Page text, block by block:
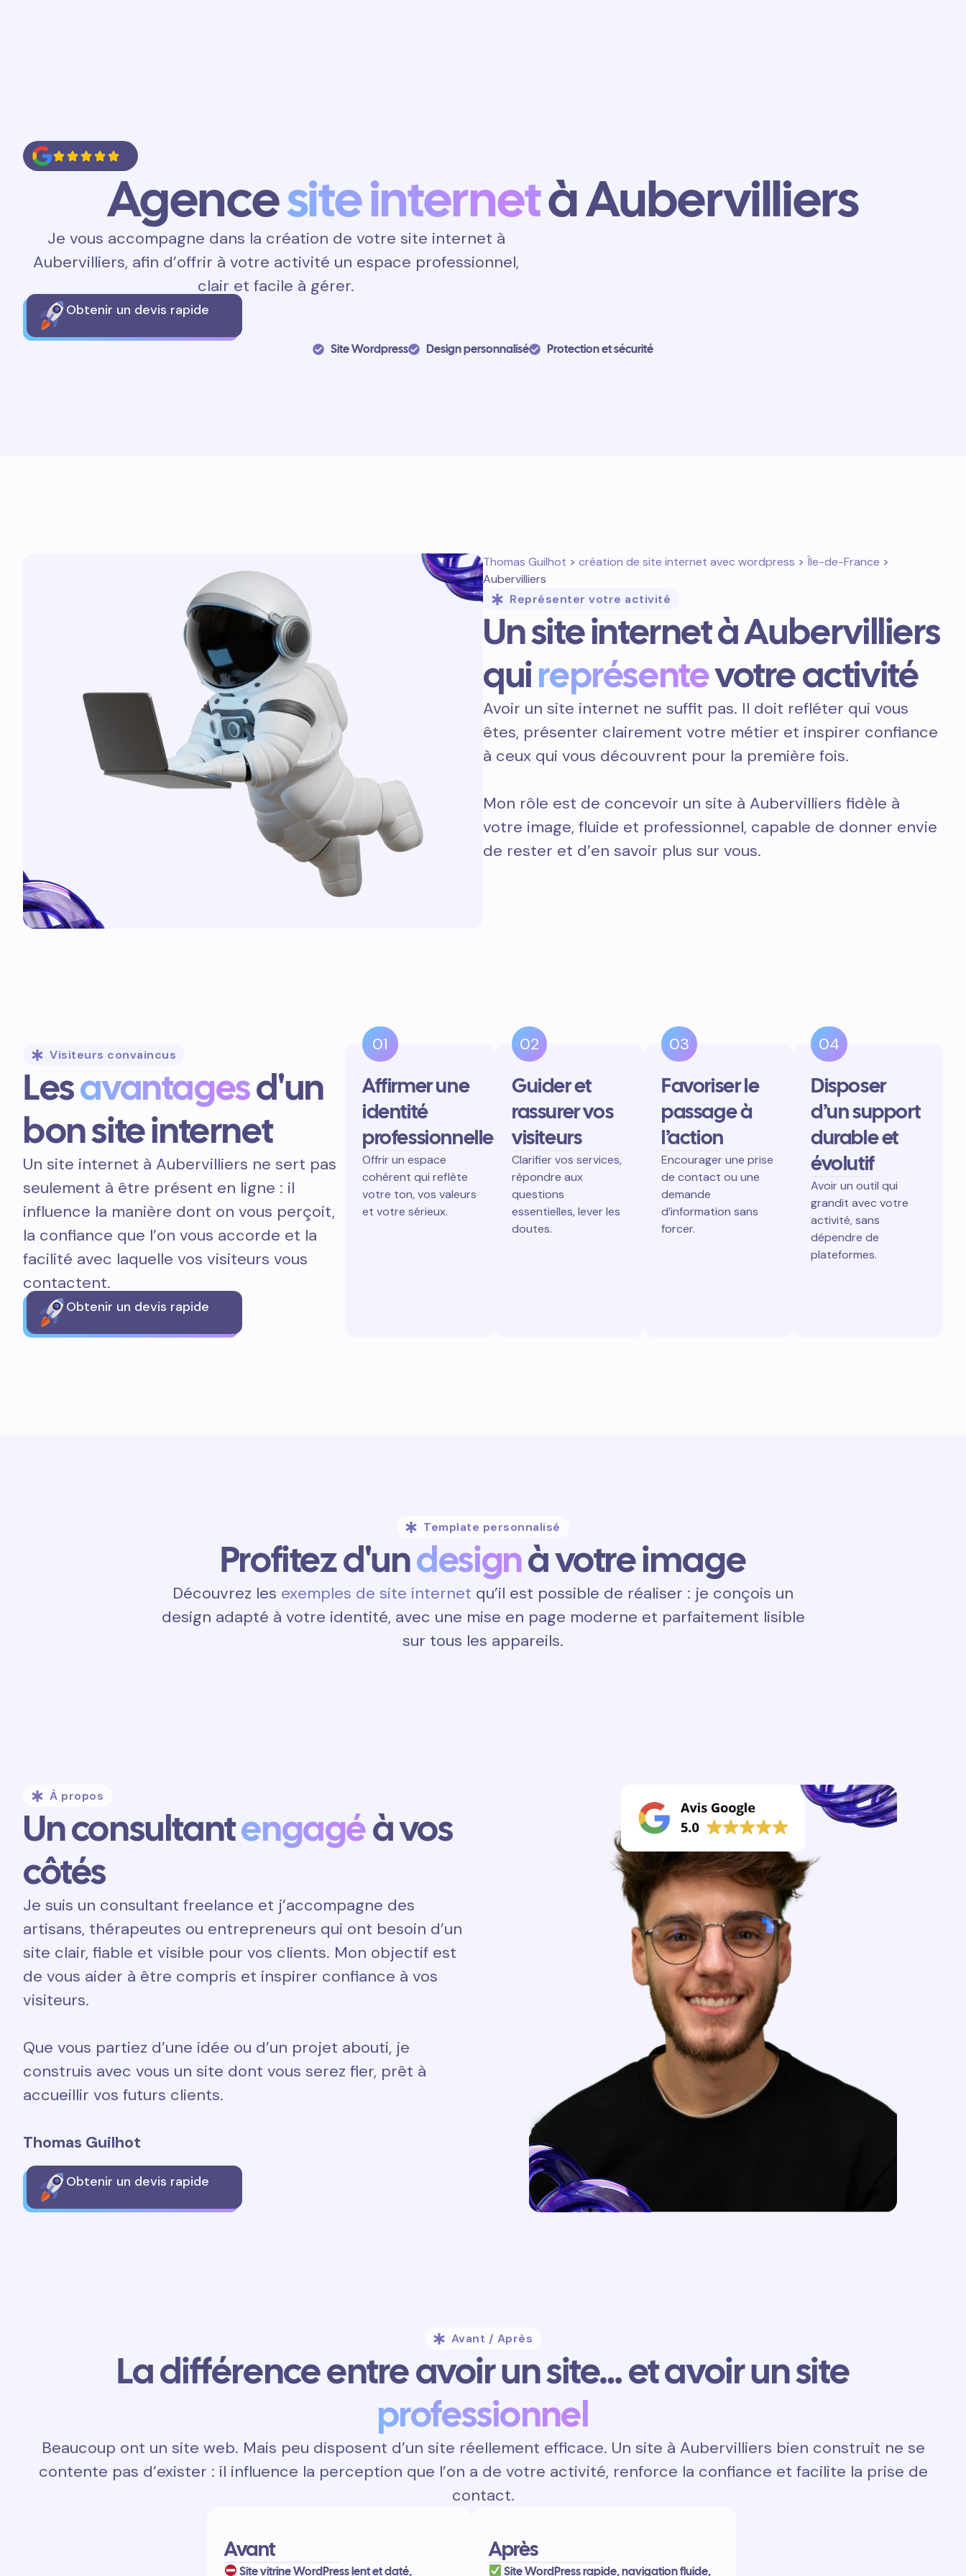
Agencesite internetà Aubervilliers
Je vous accompagne dans la création de votre site internet à
Aubervilliers, afin d’offrir à votre activité un espace professionnel,
clair et facile à gérer.
Obtenir un devis rapide
Site Wordpress Design personnalisé Protection et sécurité
Thomas Guilhot > création de site internet avec wordpress > Île-de-France >
Aubervilliers
Représenter votre activité
Un site internet à Aubervilliers
quireprésentevotre activité
Avoir un site internet ne suffit pas. Il doit refléter qui vous
êtes, présenter clairement votre métier et inspirer confiance
à ceux qui vous découvrent pour la première fois.
Mon rôle est de concevoir un site à Aubervilliers fidèle à
votre image, fluide et professionnel, capable de donner envie
de rester et d’en savoir plus sur vous.
Visiteurs convaincus
Lesavantagesd'un
bon site internet
Un site internet à Aubervilliers ne sert pas
seulement à être présent en ligne : il
influence la manière dont on vous perçoit,
la confiance que l’on vous accorde et la
facilité avec laquelle vos visiteurs vous
contactent.
Obtenir un devis rapide
01
Affirmer une
identité
professionnelle
Offrir un espace
cohérent qui reflète
votre ton, vos valeurs
et votre sérieux.
02
Guider et
rassurer vos
visiteurs
Clarifier vos services,
répondre aux
questions
essentielles, lever les
doutes.
03
Favoriser le
passage à
l’action
Encourager une prise
de contact ou une
demande
d’information sans
forcer.
04
Disposer
d’un support
durable et
évolutif
Avoir un outil qui
grandit avec votre
activité, sans
dépendre de
plateformes.
Template personnalisé
Profitez d'undesignà votre image
Découvrez les exemples de site internet qu’il est possible de réaliser : je conçois un
design adapté à votre identité, avec une mise en page moderne et parfaitement lisible
sur tous les appareils.
À propos
Un consultantengagéà vos
côtés
Je suis un consultant freelance et j’accompagne des
artisans, thérapeutes ou entrepreneurs qui ont besoin d’un
site clair, fiable et visible pour vos clients. Mon objectif est
de vous aider à être compris et inspirer confiance à vos
visiteurs.
Que vous partiez d’une idée ou d’un projet abouti, je
construis avec vous un site dont vous serez fier, prêt à
accueillir vos futurs clients.
Thomas Guilhot
Obtenir un devis rapide
Avant / Après
La différence entre avoir un site… et avoir un site
professionnel
Beaucoup ont un site web. Mais peu disposent d’un site réellement efficace. Un site à Aubervilliers bien construit ne se
contente pas d’exister : il influence la perception que l’on a de votre activité, renforce la confiance et facilite la prise de
contact.
Avant
Site vitrine WordPress lent et daté,
Après
Site WordPress rapide, navigation fluide,